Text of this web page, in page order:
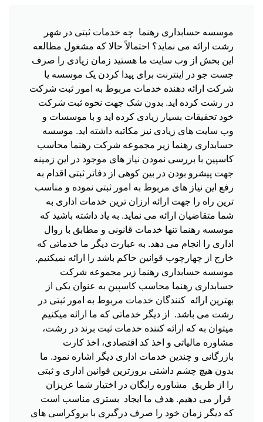
موسسه حسابداری رهنما چه خدمات ثبتی در شهر
رشت ارائه می نماید؟ احتمالاً حالا که مشغول مطالعه
این بخش از وب سایت ما هستید زمان زیادی را صرف
جست جو در اینترنت برای پیدا کردن یک موسسه یا
شرکت ارائه دهنده خدمات مربوط به امور ثبت شرکت
در رشت کرده اید. بدون شک جهت نحوه ثبت شرکت
خود تحقیقات بسیار زیادی کرده اید و با موسسات و
وب سایت های زیادی نیز مکاتبه داشته اید. موسسه
حسابداری رهنما زیر مجموعه شرکت رهنما محاسب
کاسپین با بررسی نمودن نیاز های موجود در این زمینه
جهت پیشرو بودن در بین کوهی از دفاتر ثبتی اقدام به
رفع این نیاز های مربوط به امور ثبتی نموده و مناسب
ترین راه را جهت ارائه ارزان ترین خدمات اداری به
شما متقاضیان ارائه می نماید. به یاد داشته باشید که
موسسه رهنما تنها خدمات قانونی و مطابق با روال
اداری را انجام می دهد. به عبارت دیگر ما خدماتی که
خارج از چهارچوب قوانین حاکم باشد را ارائه نمیکنیم.
موسسه حسابداری رهنما زیر مجموعه شرکت
حسابداری رهنما محاسب کاسپین به عنوان یکی از
بهترین ارائه کنندگان خدمات مربوط به امور ثبتی در
رشت می باشد. از دیگر خدماتی که ما ارائه میکنیم
میتوان به که ارائه کننده خدمات ثبت برند در رشت،
مشاوره مالیاتی و اخذ کد اقتصادی، اخذ کارت
بازرگانی و چندین خدمات اداری دیگر اشاره نمود. ما
بدون هیچ چشم داشتی بروزترین قوانین اداری و ثبتی
را از طریق مشاوره رایگان در اختیار شما عزیزان
قرار می دهیم. هدف ما ایجاد بستری مناسب است
که دیگر زمان خود را صرف درگیری با بروکراسی های